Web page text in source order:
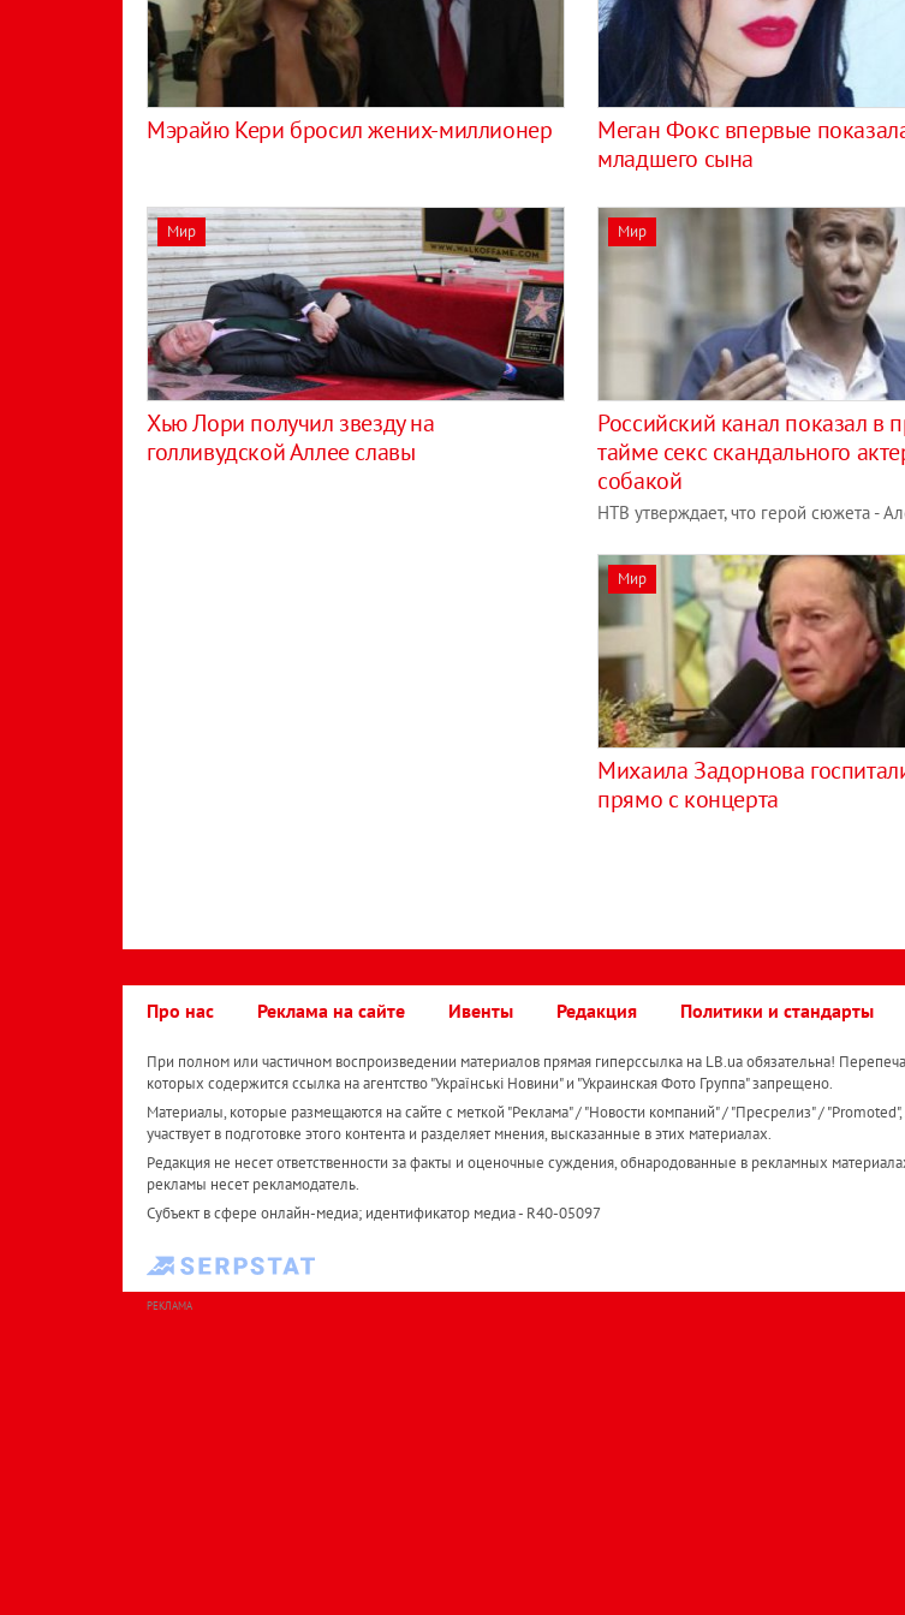
Мэрайю Кери бросил жених-миллионер
Меган Фокс впервые
младшего сына
Мир
Хью Лори получил звезду на
голливудской Аллее славы
Мир
Российский канал показал в
тайме секс скандального
собакой
НТВ утверждает, что герой сюжета -
Мир
Михаила Задорнова
прямо с концерта
Про нас Реклама на сайте Ивенты Редакция Политики и стандарты
При полном или частичном воспроизведении материалов прямая гиперссылка на LB.ua обязательна!
которых содержится ссылка на агентство "Українськi Новини" и "Украинская Фото Группа" запрещено.
Материалы, которые размещаются на сайте с меткой "Реклама" / "Новости компаний" / "Пресрелиз" /
участвует в подготовке этого контента и разделяет мнения, высказанные в этих материалах.
Редакция не несет ответственности за факты и оценочные суждения, обнародованные в рекламных
рекламы несет рекламодатель.
Субъект в сфере онлайн-медиа; идентификатор медиа - R40-05097
РЕКЛАМА